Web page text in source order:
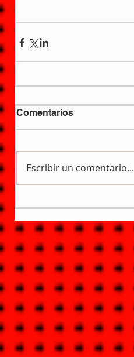
Comentarios
Escribir un comentario...